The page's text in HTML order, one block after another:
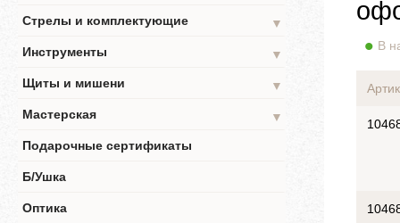
Стрелы и комплектующие
▼
Инструменты
▼
Щиты и мишени
▼
Мастерская
▼
Подарочные сертификаты
Б/Ушка
Оптика
В